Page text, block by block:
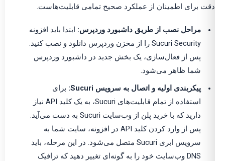
دقت برای اطمینان از عملکرد صحیح تمامی قابلیت‌هاست.
مراحل نصب از طریق داشبورد وردپرس: ابتدا باید افزونه
Sucuri Security را از مخزن وردپرس دانلود و نصب کنید.
پس از فعال‌سازی، یک بخش جدید در داشبورد وردپرس
شما ظاهر می‌شود.
پیکربندی اولیه و اتصال به سرویس Sucuri:
برای
استفاده از تمام قابلیت‌های Sucuri، به یک کلید API نیاز
دارید که با خرید پلن از وب‌سایت Sucuri به دست می‌آید.
پس از وارد کردن کلید API در افزونه، سایت شما به
سرویس ابری Sucuri متصل می‌شود. در این مرحله، باید
DNS وب‌سایت خود را به گونه‌ای تغییر دهید که ترافیک